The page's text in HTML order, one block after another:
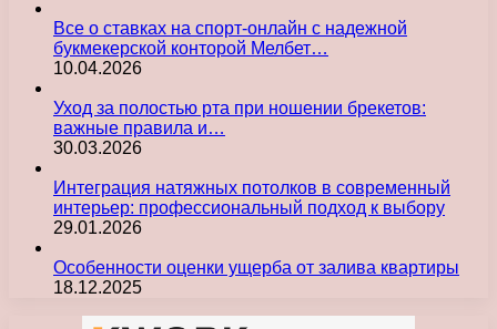
Все о ставках на спорт-онлайн с надежной
букмекерской конторой Мелбет…
10.04.2026
Уход за полостью рта при ношении брекетов:
важные правила и…
30.03.2026
Интеграция натяжных потолков в современный
интерьер: профессиональный подход к выбору
29.01.2026
Особенности оценки ущерба от залива квартиры
18.12.2025